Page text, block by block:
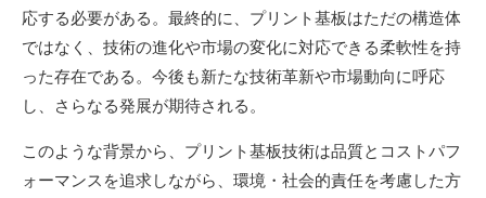
応する必要がある。最終的に、プリント基板はただの構造体
ではなく、技術の進化や市場の変化に対応できる柔軟性を持
った存在である。今後も新たな技術革新や市場動向に呼応
し、さらなる発展が期待される。
このような背景から、プリント基板技術は品質とコストパフ
ォーマンスを追求しながら、環境・社会的責任を考慮した方